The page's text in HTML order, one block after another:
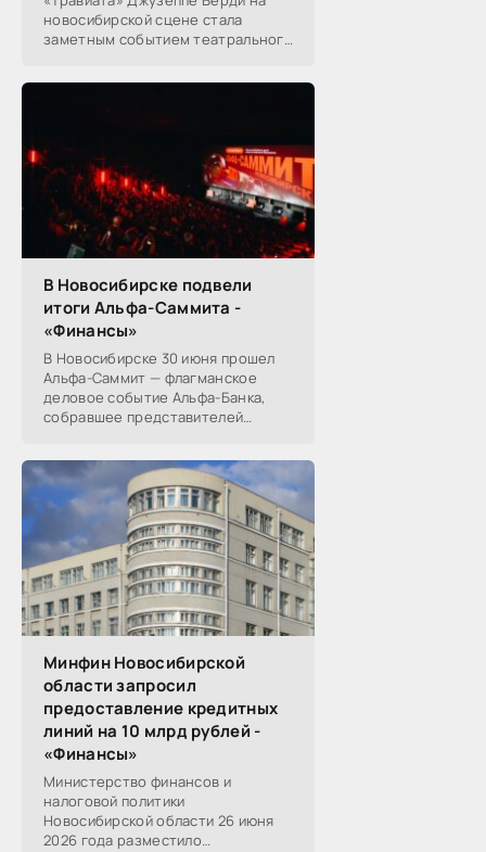
новосибирской сцене стала
заметным событием театрального
Посетители НОВАТа, с которыми
В Новосибирске подвели
итоги Альфа-Саммита -
«Финансы»
В Новосибирске 30 июня прошел
Альфа-Саммит — флагманское
деловое событие Альфа-Банка,
собравшее представителей
реального, технологического,
финансового и других
Минфин Новосибирской
области запросил
предоставление кредитных
линий на 10 млрд рублей -
«Финансы»
Министерство финансов и
налоговой политики
Новосибирской области 26 июня
2026 года разместило